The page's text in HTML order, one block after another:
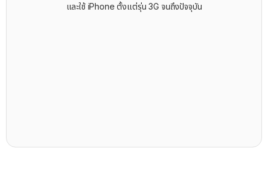
และใช้ iPhone ตั้งแต่รุ่น 3G จนถึงปัจจุบัน